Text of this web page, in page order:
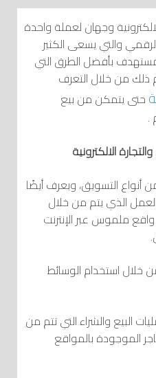
وجهان لعملة واحدة
والتي يسعى الكثير
بأفضل الطرق التي
ذلك من خلال التعرف
حتى يتمكن من بيع
.
الالكترونية
أنواع التسويق، ويعرف أيضًا
الذي يتم من خلال
ملموس عبر الإنترنت
استخدام الوسائط
البيع والشراء التي تتم من
الموجودة بالمواقع